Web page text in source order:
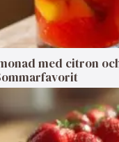
med citron